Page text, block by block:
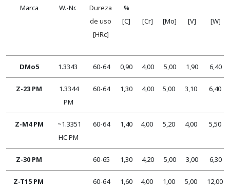
Marca W.-Nr.
Dureza
de uso
[HRc]
%
[C]
[Cr] [Mo] [V] [W]
DMo5 1.3343 60-64 0,90 4,00 5,00 1,90 6,40
Z-23 PM
1.3344
PM
60-64 1,30 4,00 5,00 3,10 6,40
Z-M4 PM
~1.3351
HC PM
60-64 1,40 4,00 5,20 4,00 5,50
Z-30 PM 60-65 1,30 4,20 5,00 3,00 6,30
Z-T15 PM 60-64 1,60 4,00 1,00 5,00 12,00